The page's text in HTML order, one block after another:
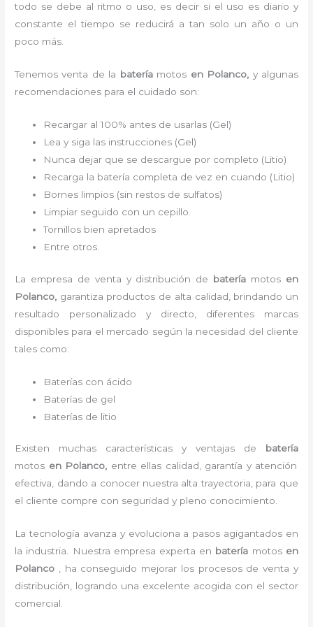
todo se debe al ritmo o uso, es decir si el uso es diario y
constante el tiempo se reducirá a tan solo un año o un
poco más.
Tenemosventa de la bateríamotos en Polanco, y algunas
recomendaciones para el cuidado son:
Recargar al 100% antes de usarlas (Gel)
Lea y siga las instrucciones (Gel)
Nunca dejar que se descargue por completo (Litio)
Recarga la batería completa de vez en cuando (Litio)
Bornes limpios (sin restos de sulfatos)
Limpiar seguido con un cepillo.
Tornillos bien apretados
Entre otros.
La empresa de venta y distribución de batería motos en
Polanco, garantiza productos de alta calidad, brindando un
resultado personalizado y directo, diferentes marcas
disponibles para el mercado según la necesidad del cliente
tales como:
Baterías con ácido
Baterías de gel
Baterías de litio
Existen muchas características y ventajas de batería
motos en Polanco, entre ellas calidad, garantía y atención
efectiva, dando a conocer nuestra alta trayectoria, para que
el cliente compre con seguridad y pleno conocimiento.
La tecnología avanza y evoluciona a pasos agigantados en
la industria. Nuestra empresa experta en batería motosen
Polanco
, ha conseguido mejorar los procesos de venta y
distribución, logrando una excelente acogida con el sector
comercial.